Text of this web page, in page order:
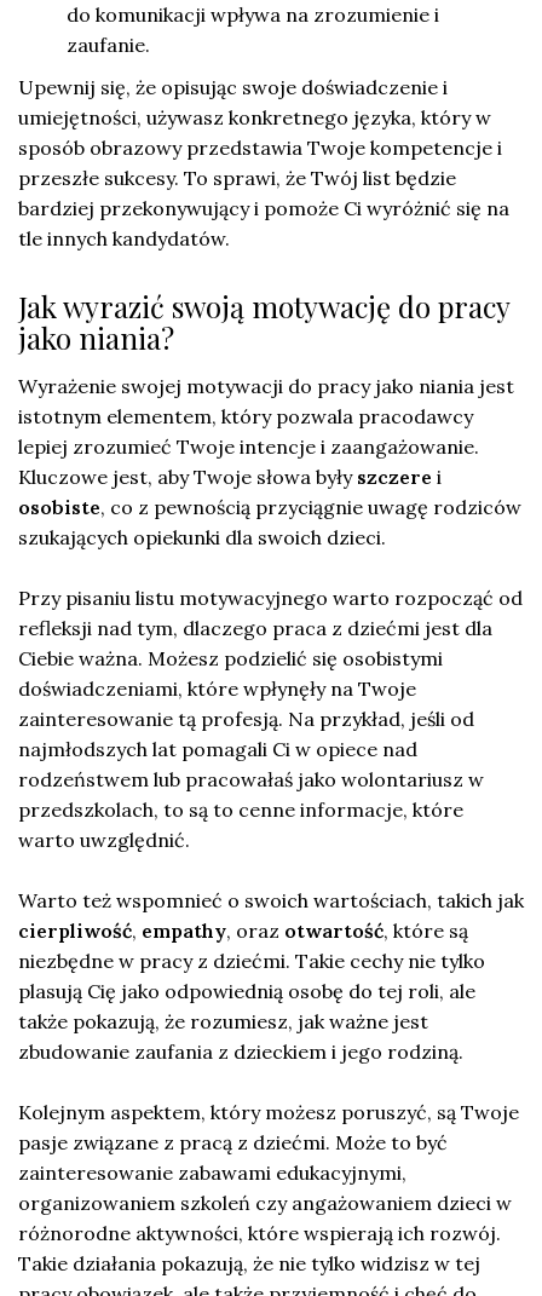
do komunikacji wpływa na zrozumienie i
zaufanie.
Upewnij się, że opisując swoje doświadczenie i
umiejętności, używasz konkretnego języka, który w
sposób obrazowy przedstawia Twoje kompetencje i
przeszłe sukcesy. To sprawi, że Twój list będzie
bardziej przekonywujący i pomoże Ci wyróżnić się na
tle innych kandydatów.
Jak wyrazić swoją motywację do pracy
jako niania?
Wyrażenie swojej motywacji do pracy jako niania jest
istotnym elementem, który pozwala pracodawcy
lepiej zrozumieć Twoje intencje i zaangażowanie.
Kluczowe jest, aby Twoje słowa były szczere i
osobiste, co z pewnością przyciągnie uwagę rodziców
szukających opiekunki dla swoich dzieci.
Przy pisaniu listu motywacyjnego warto rozpocząć od
refleksji nad tym, dlaczego praca z dziećmi jest dla
Ciebie ważna. Możesz podzielić się osobistymi
doświadczeniami, które wpłynęły na Twoje
zainteresowanie tą profesją. Na przykład, jeśli od
najmłodszych lat pomagali Ci w opiece nad
rodzeństwem lub pracowałaś jako wolontariusz w
przedszkolach, to są to cenne informacje, które
warto uwzględnić.
Warto też wspomnieć o swoich wartościach, takich jak
cierpliwość, empathy, oraz otwartość, które są
niezbędne w pracy z dziećmi. Takie cechy nie tylko
plasują Cię jako odpowiednią osobę do tej roli, ale
także pokazują, że rozumiesz, jak ważne jest
zbudowanie zaufania z dzieckiem i jego rodziną.
Kolejnym aspektem, który możesz poruszyć, są Twoje
pasje związane z pracą z dziećmi. Może to być
zainteresowanie zabawami edukacyjnymi,
organizowaniem szkoleń czy angażowaniem dzieci w
różnorodne aktywności, które wspierają ich rozwój.
Takie działania pokazują, że nie tylko widzisz w tej